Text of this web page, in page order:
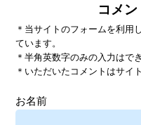
コメ
＊当サイトのフォームを利用
ています。
＊半角英数字のみの入力はで
＊いただいたコメントはサイ
お名前